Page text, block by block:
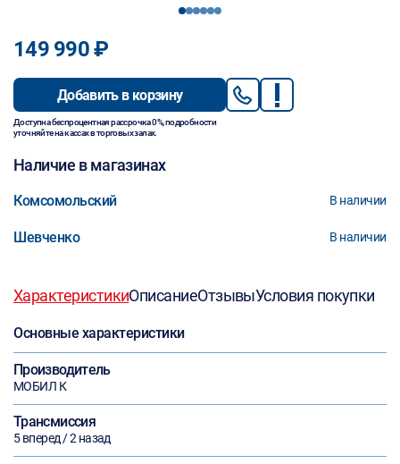
123456
149 990 ₽
Добавить в корзину
Доступна беспроцентная рассрочка 0%, подробности
уточняйте на кассах в торговых залах.
Наличие в магазинах
Комсомольский В наличии
Шевченко В наличии
ХарактеристикиОписаниеОтзывыУсловия покупки
Основные характеристики
Производитель
МОБИЛ К
Трансмиссия
5 вперед / 2 назад